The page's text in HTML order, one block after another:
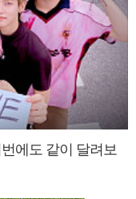
에도 같이 달려보